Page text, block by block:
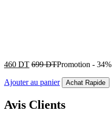
460 DT 699DTPromotion - 34%
Ajouter au panier Achat Rapide
Avis Clients